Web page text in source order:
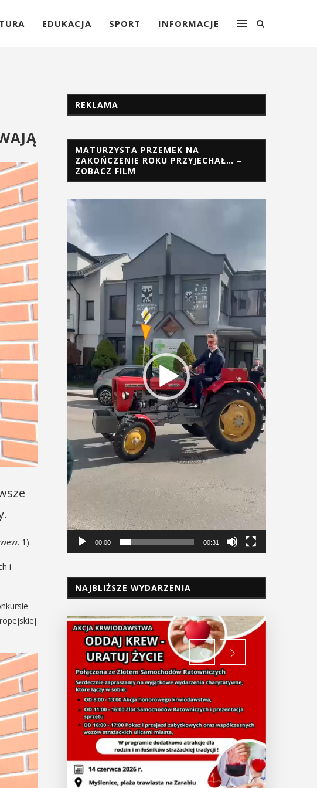
EDUKACJA SPORT INFORMACJE
1).
i
REKLAMA
MATURZYSTA PRZEMEK NA
ZAKOŃCZENIE ROKU PRZYJECHAŁ… –
ZOBACZ FILM
Odtwarzacz
video
00:00 00:31
NAJBLIŻSZE WYDARZENIA